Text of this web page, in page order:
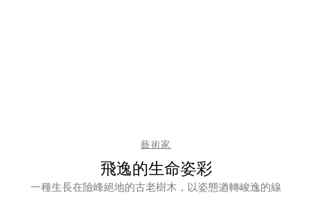
藝術家
飛逸的生命姿彩
一種生長在險峰絕地的古老樹木，以姿態遒轉峻逸的線